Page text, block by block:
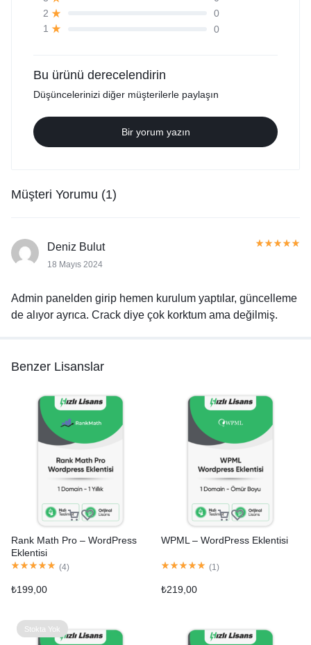
2
0
1
0
Bu ürünü derecelendirin
Düşüncelerinizi diğer müşterilerle paylaşın
Bir yorum yazın
Müşteri Yorumu (1)
Deniz Bulut
18 Mayıs 2024
Admin panelden girip hemen kurulum yaptılar, güncelleme
de alıyor ayrıca. Crack diye çok korktum ama değilmiş.
Benzer Lisanslar
Rank Math Pro – WordPress
Eklentisi
(4)
₺199,00
WPML – WordPress Eklentisi
(1 )
₺219,00
Stokta Yok